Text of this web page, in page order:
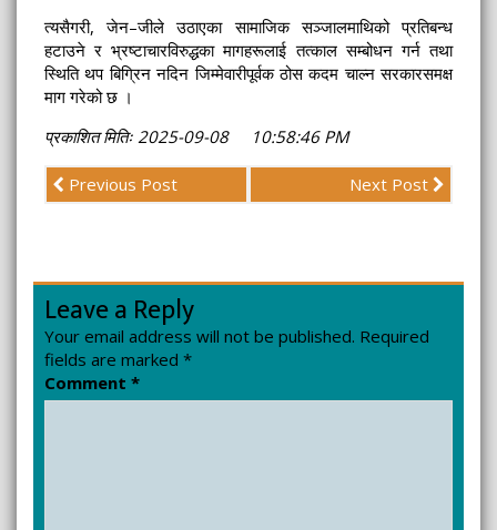
त्यसैगरी, जेन–जीले उठाएका सामाजिक सञ्जालमाथिको प्रतिबन्ध
हटाउने र भ्रष्टाचारविरुद्धका मागहरूलाई तत्काल सम्बोधन गर्न तथा
स्थिति थप बिग्रिन नदिन जिम्मेवारीपूर्वक ठोस कदम चाल्न सरकारसमक्ष
माग गरेको छ ।
प्रकाशित मितिः 2025-09-08 10:58:46 PM
Previous Post Next Post
Leave a Reply
Your email address will not be published. Required
fields are marked *
Comment *